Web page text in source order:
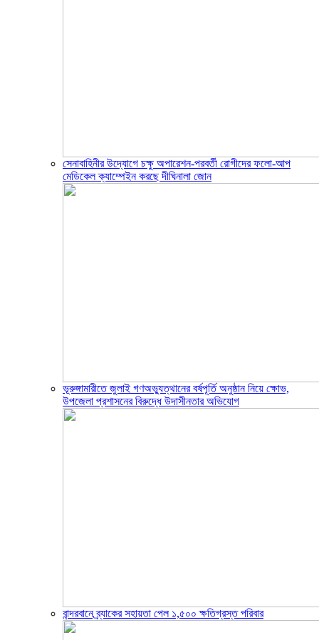
সেনাবাহিনীর উদ্যোগে চক্ষু অপারেশন-পরবর্তী রোগীদের ফলো-আপ
মেডিকেল ক্যাম্পেইন করছে দীঘিনালা জোন
ভূরুঙ্গামারীতে জুলাই গণঅভ্যুত্থানের বর্ষপূর্তি অনুষ্ঠান নিয়ে ক্ষোভ,
উপজেলা প্রশাসনের বিরুদ্ধে উদাসীনতার অভিযোগ
বান্দরবানে ব্র্যাকের সহায়তা পেল ১,৫০০ ক্ষতিগ্রস্ত পরিবার